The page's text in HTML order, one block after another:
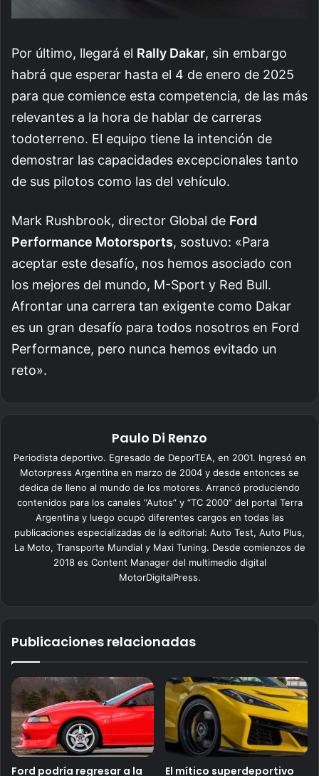
Por último, llegará el Rally Dakar, sin embargo
habrá que esperar hasta el 4 de enero de 2025
para que comience esta competencia, de las más
relevantes a la hora de hablar de carreras
todoterreno. El equipo tiene la intención de
demostrar las capacidades excepcionales tanto
de sus pilotos como las del vehículo.
Mark Rushbrook, director Global de Ford
Performance Motorsports, sostuvo: «Para
aceptar este desafío, nos hemos asociado con
los mejores del mundo, M-Sport y Red Bull.
Afrontar una carrera tan exigente como Dakar
es un gran desafío para todos nosotros en Ford
Performance, pero nunca hemos evitado un
reto».
Paulo Di Renzo
Periodista deportivo. Egresado de DeporTEA, en 2001. Ingresó en
Motorpress Argentina en marzo de 2004 y desde entonces se
dedica de lleno al mundo de los motores. Arrancó produciendo
contenidos para los canales “Autos” y “TC 2000” del portal Terra
Argentina y luego ocupó diferentes cargos en todas las
publicaciones especializadas de la editorial: Auto Test, Auto Plus,
La Moto, Transporte Mundial y Maxi Tuning. Desde comienzos de
2018 es Content Manager del multimedio digital
MotorDigitalPress.
Publicaciones relacionadas
Ford podría regresar a la El mítico superdeportivo